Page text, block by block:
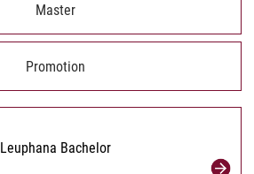
Master
Promotion
Leuphana Bachelor